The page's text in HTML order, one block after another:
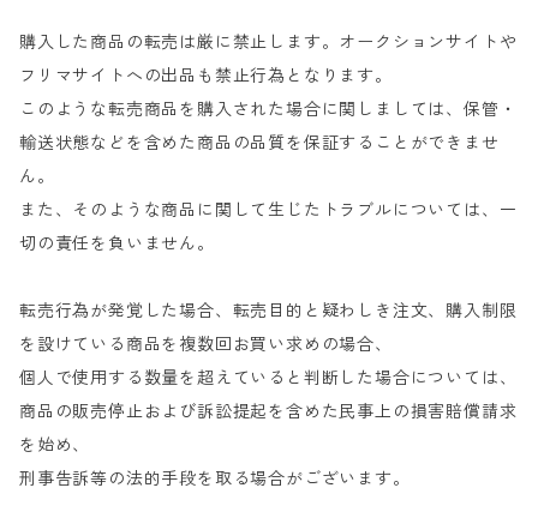
購入した商品の転売は厳に禁止します。オークションサイトや
フリマサイトへの出品も禁止行為となります。
このような転売商品を購入された場合に関しましては、保管・
輸送状態などを含めた商品の品質を保証することができませ
ん。
また、そのような商品に関して生じたトラブルについては、一
切の責任を負いません。
転売行為が発覚した場合、転売目的と疑わしき注文、購入制限
を設けている商品を複数回お買い求めの場合、
個人で使用する数量を超えていると判断した場合については、
商品の販売停止および訴訟提起を含めた民事上の損害賠償請求
を始め、
刑事告訴等の法的手段を取る場合がございます。